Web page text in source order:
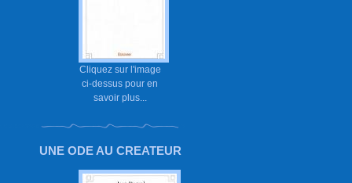
Cliquez sur l'image
ci-dessus pour en
savoir plus...
UNE ODE AU CREATEUR